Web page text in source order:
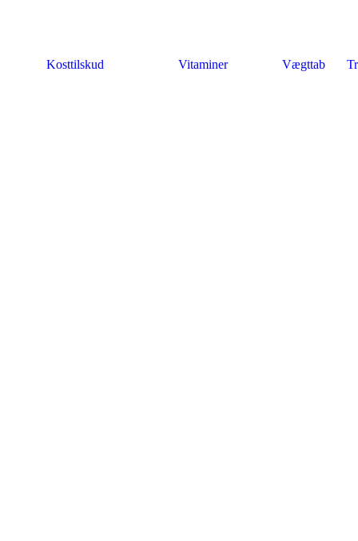
Kosttilskud Vitaminer Vægttab